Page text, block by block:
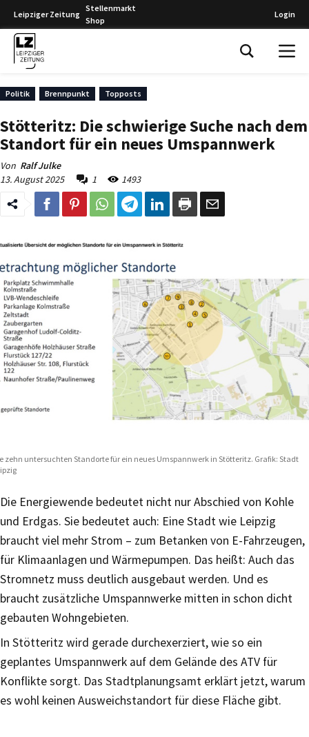
Leipziger Zeitung
Stellenmarkt
Shop
Login
Politik Brennpunkt Topposts
Stötteritz: Die schwierige Suche nach dem
Standort für ein neues Umspannwerk
Von Ralf Julke
13. August 2025
1 1493
zehn untersuchten Standorte für ein neues Umspannwerk in Stötteritz. Grafik: Stadt
Die Energiewende bedeutet nicht nur Abschied von Kohle
und Erdgas. Sie bedeutet auch: Eine Stadt wie Leipzig
braucht viel mehr Strom – zum Betanken von E-Fahrzeugen,
für Klimaanlagen und Wärmepumpen. Das heißt: Auch das
Stromnetz muss deutlich ausgebaut werden. Und es
braucht zusätzliche Umspannwerke mitten in schon dicht
gebauten Wohngebieten.
In Stötteritz wird gerade durchexerziert, wie so ein
geplantes Umspannwerk auf dem Gelände des ATV für
Konflikte sorgt. Das Stadtplanungsamt erklärt jetzt, warum
es wohl keinen Ausweichstandort für diese Fläche gibt.